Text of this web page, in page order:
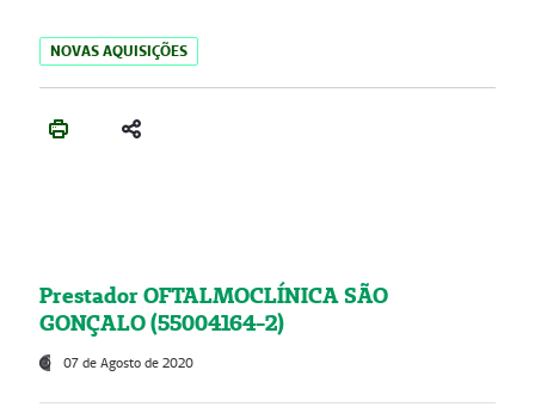
NOVAS AQUISIÇÕES
Prestador OFTALMOCLÍNICA SÃO
GONÇALO (55004164-2)
07 de Agosto de 2020